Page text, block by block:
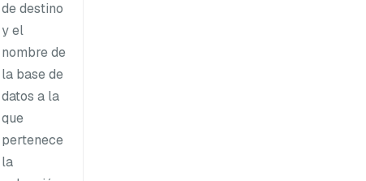
de destino
y el
nombre de
la base de
datos a la
que
pertenece
la